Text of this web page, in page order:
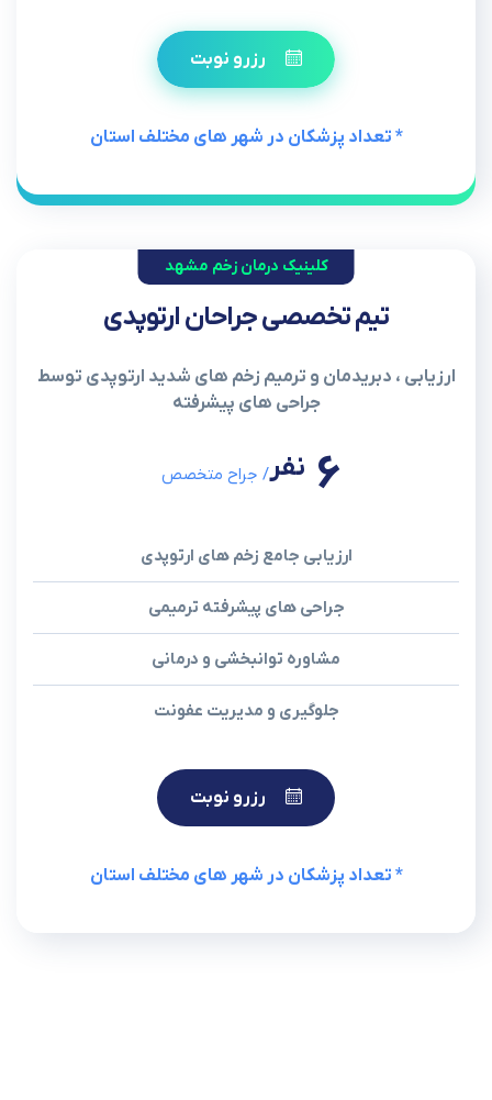
رزرو نوبت
* تعداد پزشکان در شهر های مختلف استان
کلینیک درمان زخم مشهد
تیم تخصصی جراحان ارتوپدی
ارزیابی ، دبریدمان و ترمیم زخم های شدید ارتوپدی توسط
جراحی های پیشرفته
نفر 6 / جراح متخصص
ارزیابی جامع زخم های ارتوپدی
جراحی های پیشرفته ترمیمی
مشاوره توانبخشی و درمانی
جلوگیری و مدیریت عفونت
رزرو نوبت
* تعداد پزشکان در شهر های مختلف استان